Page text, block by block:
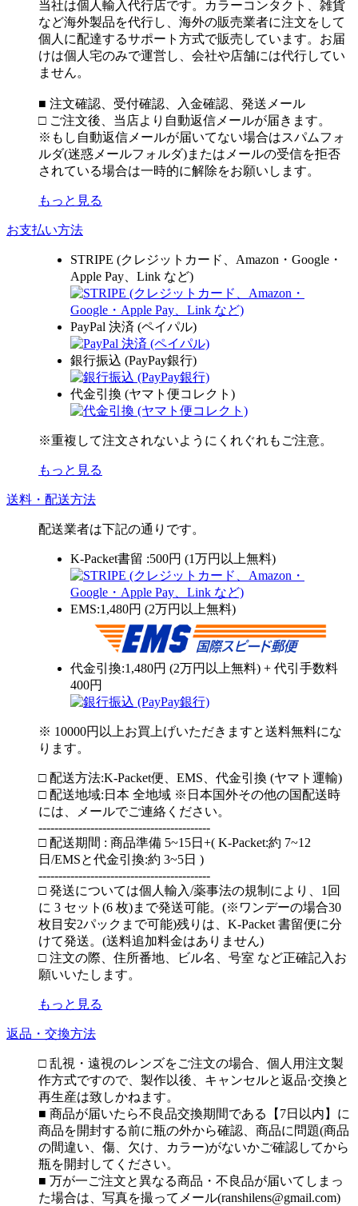
当社は個人輸入代行店です。カラーコンタクト、雑貨
など海外製品を代行し、海外の販売業者に注文をして
個人に配達するサポート方式で販売しています。お届
けは個人宅のみで運営し、会社や店舗には代行してい
ません。
■ 注文確認、受付確認、入金確認、発送メール
□ ご注文後、当店より自動返信メールが届きます。
※もし自動返信メールが届いてない場合はスパムフォ
ルダ(迷惑メールフォルダ)またはメールの受信を拒否
されている場合は一時的に解除をお願いします。
もっと見る
お支払い方法
STRIPE (クレジットカード、Amazon・Google・
Apple Pay、Link など)
PayPal 決済 (ペイパル)
銀行振込 (PayPay銀行)
代金引換 (ヤマト便コレクト)
※重複して注文されないようにくれぐれもご注意。
もっと見る
送料・配送方法
配送業者は下記の通りです。
K-Packet書留 :500円 (1万円以上無料)
EMS:1,480円 (2万円以上無料)
代金引換:1,480円 (2万円以上無料) + 代引手数料
400円
※ 10000円以上お買上げいただきますと送料無料にな
ります。
□ 配送方法:K-Packet便、EMS、代金引換 (ヤマト運輸)
□ 配送地域:日本 全地域 ※日本国外その他の国配送時
には、メールでご連絡ください。
-------------------------------------------
□ 配送期間 : 商品準備 5~15日+( K-Packet:約 7~12
日/EMSと代金引換:約 3~5日 )
-------------------------------------------
□ 発送については個人輸入/薬事法の規制により、1回
に 3 セット(6 枚)まで発送可能。(※ワンデーの場合30
枚目安2パックまで可能)残りは、K-Packet 書留便に分
けて発送。(送料追加料金はありません)
□ 注文の際、住所番地、ビル名、号室 など正確記入お
願いいたします。
もっと見る
返品・交換方法
□ 乱視・遠視のレンズをご注文の場合、個人用注文製
作方式ですので、製作以後、キャンセルと返品·交換と
再生産は致しかねます。
■ 商品が届いたら不良品交換期間である【7日以内】に
商品を開封する前に瓶の外から確認、商品に問題(商品
の間違い、傷、欠け、カラー)がないかご確認してから
瓶を開封してください。
■ 万が一ご注文と異なる商品・不良品が届いてしまっ
た場合は、写真を撮ってメール(ranshilens@gmail.com)